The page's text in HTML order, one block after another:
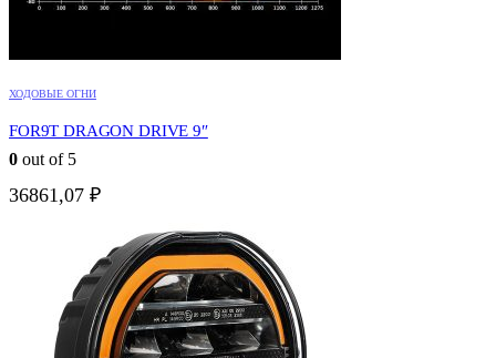
ХОДОВЫЕ ОГНИ
FOR9T DRAGON DRIVE 9″
0 out of 5
36861,07 ₽